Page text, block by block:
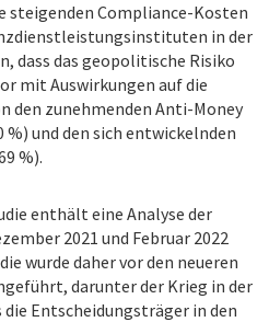
steigenden Compliance-Kosten
in der
dass das geopolitische Risiko
mit Auswirkungen auf die
den zunehmenden Anti-Money
und den sich entwickelnden
%).
enthält eine Analyse der
2021 und Februar 2022
wurde daher vor den neueren
darunter der Krieg in der
die Entscheidungsträger in den